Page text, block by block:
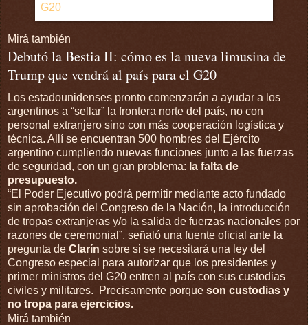
Mirá también
Debutó la Bestia II: cómo es la nueva limusina de
Trump que vendrá al país para el G20
Los estadounidenses pronto comenzarán a ayudar a los
argentinos a “sellar” la frontera norte del país, no con
personal extranjero sino con más cooperación logística y
técnica. Allí se encuentran 500 hombres del Ejército
argentino cumpliendo nuevas funciones junto a las fuerzas
de seguridad, con un gran problema: la falta de
presupuesto.
“El Poder Ejecutivo podrá permitir mediante acto fundado
sin aprobación del Congreso de la Nación, la introducción
de tropas extranjeras y/o la salida de fuerzas nacionales por
razones de ceremonial”, señaló una fuente oficial ante la
pregunta de Clarín sobre si se necesitará una ley del
Congreso especial para autorizar que los presidentes y
primer ministros del G20 entren al país con sus custodias
civiles y militares. Precisamente porque son custodias y
no tropa para ejercicios.
Mirá también